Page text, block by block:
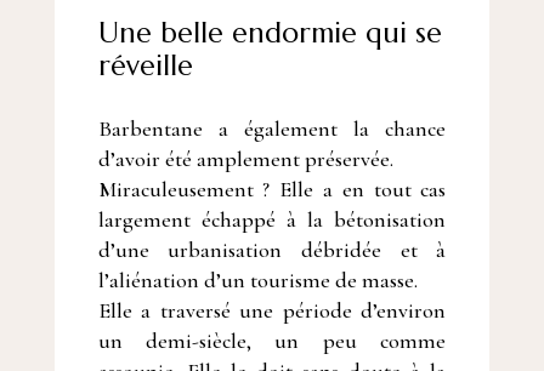
Une belle endormie qui se
réveille
Barbentane a également la chance
d’avoir été amplement préservée.
Miraculeusement ? Elle a en tout cas
largement échappé à la bétonisation
d’une urbanisation débridée et à
l’aliénation d’un tourisme de masse.
Elle a traversé une période d’environ
un demi-siècle, un peu comme